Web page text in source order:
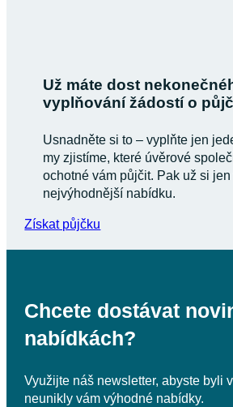
Už máte dost
vyplňování žádostí o
Usnadněte si to – vyplňte jen
my zjistíme, které úvěrové
ochotné vám půjčit. Pak už si jen
nejvýhodnější nabídku.
Získat půjčku
Chcete dostávat
nabídkách?
Využijte náš newsletter, abyste byli
neunikly vám výhodné nabídky.